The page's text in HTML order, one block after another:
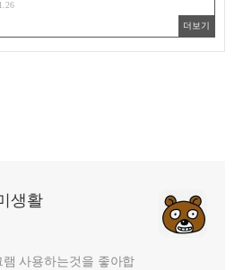
더보기
생활
사용하는것을 좋아합